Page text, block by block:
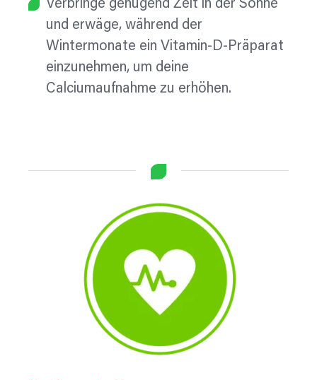
Verbringe genügend Zeit in der Sonne
und erwäge, während der
Wintermonate ein Vitamin-D-Präparat
einzunehmen, um deine
Calciumaufnahme zu erhöhen.